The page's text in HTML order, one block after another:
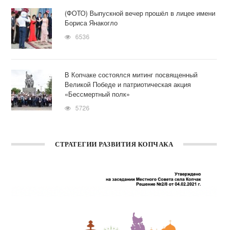
(ФОТО) Выпускной вечер прошёл в лицее имени
Бориса Янакогло
6536
В Копчаке состоялся митинг посвященный
Великой Победе и патриотическая акция
«Бессмертный полк»
5726
СТРАТЕГИИ РАЗВИТИЯ КОПЧАКА